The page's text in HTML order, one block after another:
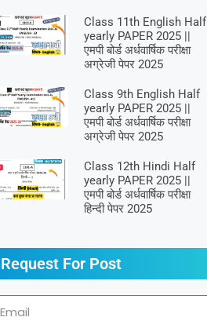
Class 11th English Half
yearly PAPER 2025 ||
एमपी बोर्ड अर्धवार्षिक परीक्षा
अग्रेजी पेपर 2025
Class 9th English Half
yearly PAPER 2025 ||
एमपी बोर्ड अर्धवार्षिक परीक्षा
अग्रेजी पेपर 2025
Class 12th Hindi Half
yearly PAPER 2025 ||
एमपी बोर्ड अर्धवार्षिक परीक्षा
हिन्दी पेपर 2025
Request For Post